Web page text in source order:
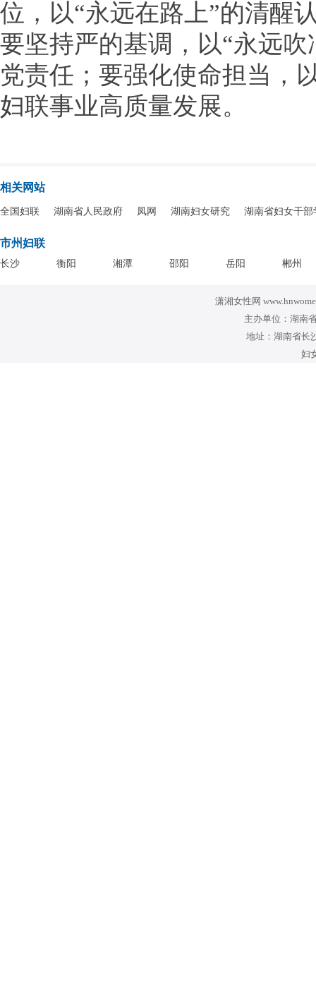
位，以“永远在路上”的清醒
要坚持严的基调，以“永远
党责任；要强化使命担当，
妇联事业高质量发展。
相关网站
全国妇联 湖南省人民政府 凤网 湖南妇女研究 湖南省妇女干部
市州妇联
长沙 衡阳 湘潭 邵阳 岳阳 郴州
潇湘女性网
主办单位：湖南
地址：湖南省长
妇